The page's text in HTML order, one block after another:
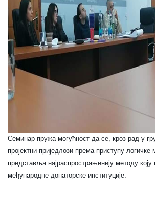
COVID 19
Геоистраживања
ФИНАНСИЈЕ
ПРИВРЕДА
Спорт
ЦИВИЛНА ЗАШТИТА
Семинар пружа могућност да се, кроз рад у
пројектни приједлози према приступу логичке
представља најраспрострањенију методу коју
међународне донаторске институције.